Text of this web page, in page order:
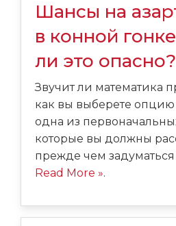
Шансы на
в конной
ли это опасно?
Звучит ли математика
как вы выберете опцию
одна из
которые вы должны
прежде чем
Read More ».